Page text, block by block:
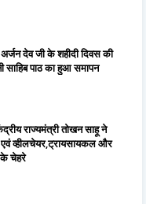
देव जी के शहीदी दिवस की
साहिब पाठ का हुआ समापन
राज्यमंत्री तोखन साहू ने
एवं व्हीलचेयर,ट्रायसायकल और
के चेहरे